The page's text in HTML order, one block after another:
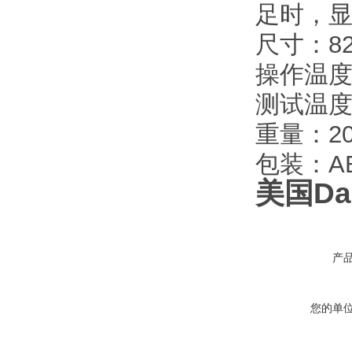
足时，
尺寸：
操作温
测试温
重量：
包装：
美国
产
您的单